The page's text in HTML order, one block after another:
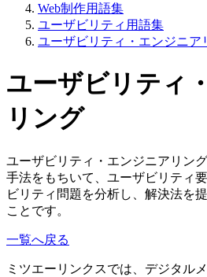
Web制作用語集
ユーザビリティ用語集
ユーザビリティ・エンジニア
ユーザビリティ
リング
ユーザビリティ・エンジニアリン
手法をもちいて、ユーザビリティ
ビリティ問題を分析し、解決法を
ことです。
一覧へ戻る
ミツエーリンクスでは、デジタル